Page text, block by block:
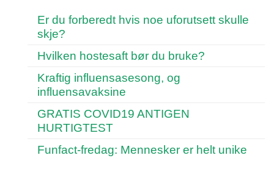
Er du forberedt hvis noe uforutsett skulle
skje?
Hvilken hostesaft bør du bruke?
Kraftig influensasesong, og
influensavaksine
GRATIS COVID19 ANTIGEN
HURTIGTEST
Funfact-fredag: Mennesker er helt unike